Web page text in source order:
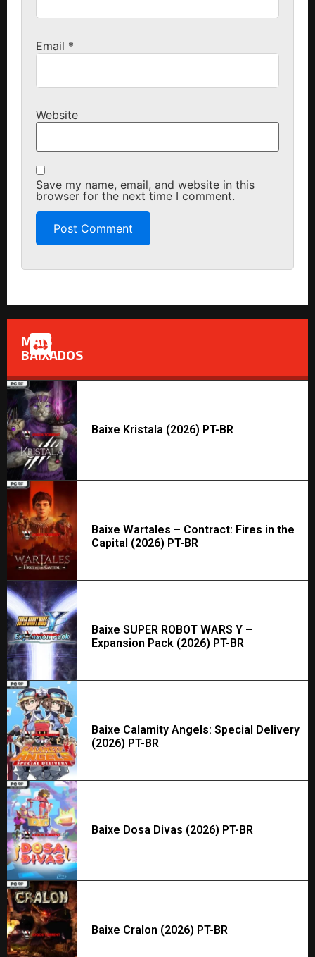
Email *
Website
Save my name, email, and website in this
browser for the next time I comment.
MAIS
BAIXADOS
Baixe Kristala (2026) PT-BR
Baixe Wartales – Contract: Fires in the
Capital (2026) PT-BR
Baixe SUPER ROBOT WARS Y –
Expansion Pack (2026) PT-BR
Baixe Calamity Angels: Special Delivery
(2026) PT-BR
Baixe Dosa Divas (2026) PT-BR
Baixe Cralon (2026) PT-BR